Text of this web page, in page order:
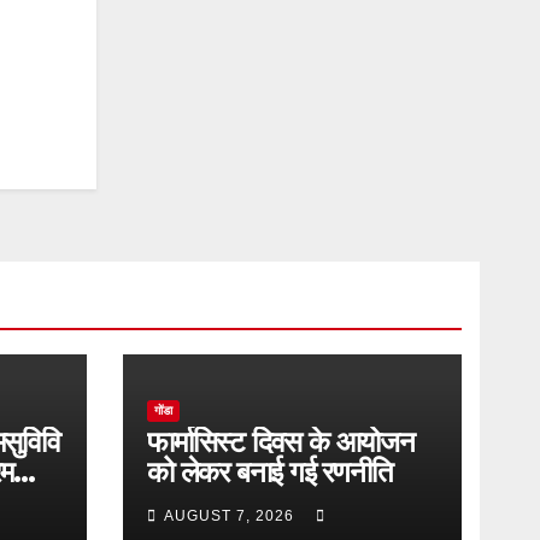
गोंडा
फार्मासिस्ट दिवस के आयोजन
को लेकर बनाई गई रणनीति
AUGUST 7, 2026